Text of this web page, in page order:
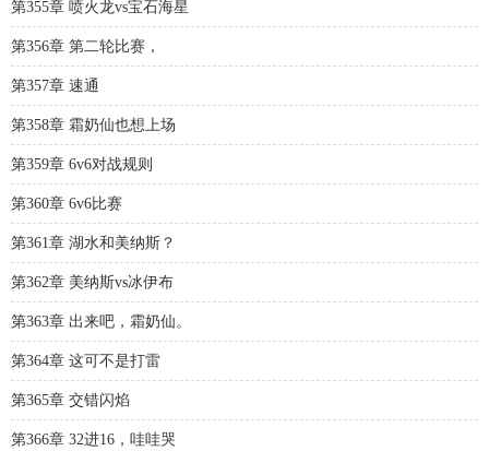
第355章 喷火龙vs宝石海星
第356章 第二轮比赛，
第357章 速通
第358章 霜奶仙也想上场
第359章 6v6对战规则
第360章 6v6比赛
第361章 湖水和美纳斯？
第362章 美纳斯vs冰伊布
第363章 出来吧，霜奶仙。
第364章 这可不是打雷
第365章 交错闪焰
第366章 32进16，哇哇哭